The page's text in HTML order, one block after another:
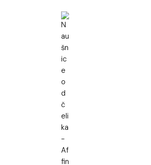
Naušnice od čelika